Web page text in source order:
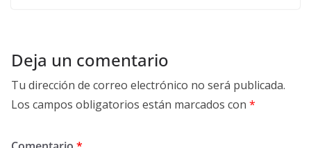
Deja un comentario
Tu dirección de correo electrónico no será publicada.
Los campos obligatorios están marcados con *